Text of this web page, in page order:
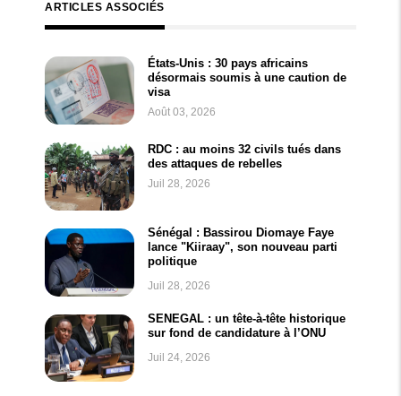
ARTICLES ASSOCIÉS
États-Unis : 30 pays africains
désormais soumis à une caution de
visa
Août 03, 2026
RDC : au moins 32 civils tués dans
des attaques de rebelles
Juil 28, 2026
Sénégal : Bassirou Diomaye Faye
lance "Kiiraay", son nouveau parti
politique
Juil 28, 2026
SENEGAL : un tête-à-tête historique
sur fond de candidature à l’ONU
Juil 24, 2026